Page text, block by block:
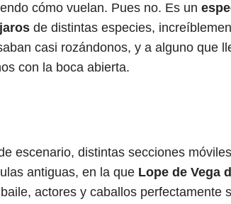
cómo vuelan. Pues no. Es un
de distintas especies,
casi rozándonos, y a alguno que
con la boca abierta.
escenario, distintas secciones
antiguas, en la que Lope de Vega
actores y caballos perfectamente